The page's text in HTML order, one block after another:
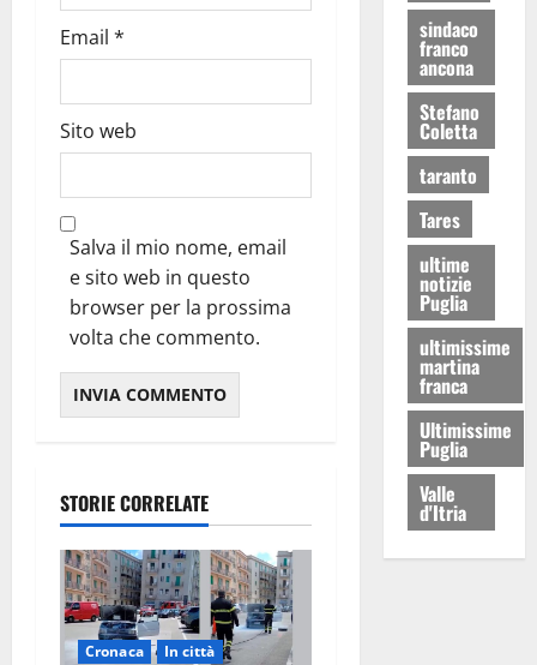
Email *
Sito web
Salva il mio nome, email
e sito web in questo
browser per la prossima
volta che commento.
STORIE CORRELATE
Cronaca In città
sindaco
franco
ancona
Stefano
Coletta
taranto
Tares
ultime
notizie
Puglia
ultimissime
martina
franca
Ultimissime
Puglia
Valle
d'Itria